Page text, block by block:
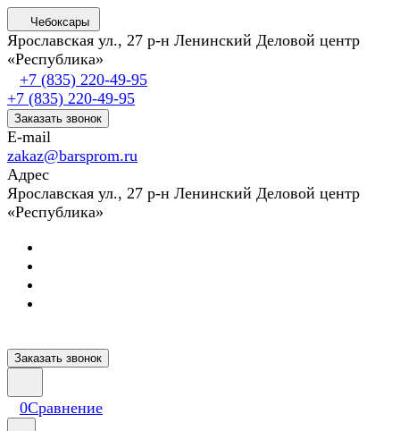
Чебоксары
Ярославская ул., 27 р-н Ленинский Деловой центр
«Республика»
+7 (835) 220-49-95
+7 (835) 220-49-95
Заказать звонок
E-mail
zakaz@barsprom.ru
Адрес
Ярославская ул., 27 р-н Ленинский Деловой центр
«Республика»
Заказать звонок
0Сравнение